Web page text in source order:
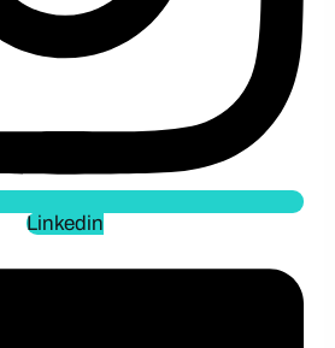
Linkedin